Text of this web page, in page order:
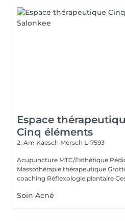
Espace
Cinq éléments
2, Am Kaesch Mersch L-7593
Acupuncture MTC/Esthétique
Massothérapie thérapeutique
coaching Réflexologie plantaire
Soin Acné